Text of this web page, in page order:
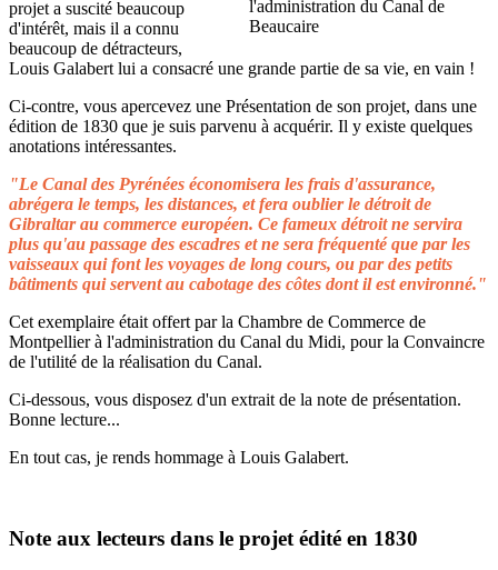
projet a suscité beaucoup
d'intérêt, mais il a connu
beaucoup de détracteurs,
Louis Galabert lui a consacré une grande partie de sa vie, en vain !
Ci-contre, vous apercevez une Présentation de son projet, dans une
édition de 1830 que je suis parvenu à acquérir. Il y existe quelques
anotations intéressantes.
"Le Canal des Pyrénées économisera les frais d'assurance,
abrégera le temps, les distances, et fera oublier le détroit de
Gibraltar au commerce européen. Ce fameux détroit ne servira
plus qu'au passage des escadres et ne sera fréquenté que par les
vaisseaux qui font les voyages de long cours, ou par des petits
bâtiments qui servent au cabotage des côtes dont il est environné."
Cet exemplaire était offert par la Chambre de Commerce de
Montpellier à l'administration du Canal du Midi, pour la Convaincre
de l'utilité de la réalisation du Canal.
Ci-dessous, vous disposez d'un extrait de la note de présentation.
Bonne lecture...
En tout cas, je rends hommage à Louis Galabert.
Note aux lecteurs dans le projet édité en 1830